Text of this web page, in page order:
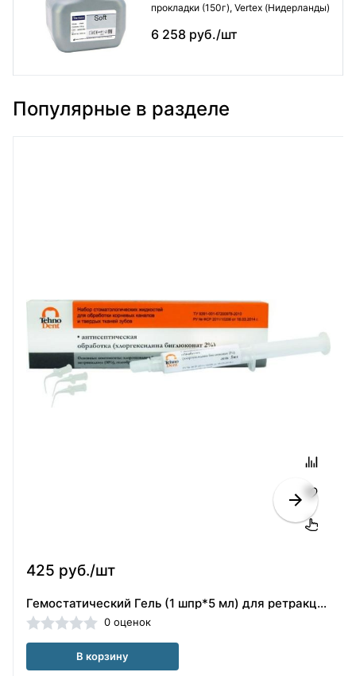
прокладки (150г), Vertex (Нидерланды)
6 258 руб./шт
Популярные в разделе
425 руб./шт
Гемостатический Гель (1 шпр*5 мл) для ретракции десны Технодент 001-41-005
0 оценок
В корзину